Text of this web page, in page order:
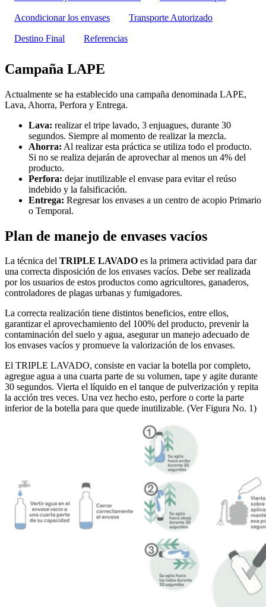
Acondicionar los envases Transporte Autorizado
Destino Final Referencias
Campaña LAPE
Actualmente se ha establecido una campaña denominada LAPE,
Lava, Ahorra, Perfora y Entrega.
Lava: realizar el tripe lavado, 3 enjuagues, durante 30
segundos. Siempre al momento de realizar la mezcla.
Ahorra: Al realizar esta práctica se utiliza todo el producto.
Si no se realiza dejarán de aprovechar al menos un 4% del
producto.
Perfora: dejar inutilizable el envase para evitar el reúso
indebido y la falsificación.
Entrega: Regresar los envases a un centro de acopio Primario
o Temporal.
Plan de manejo de envases vacíos
La técnica del TRIPLE LAVADO es la primera actividad para dar
una correcta disposición de los envases vacíos. Debe ser realizada
por los usuarios de estos productos como agricultores, ganaderos,
controladores de plagas urbanas y fumigadores.
La correcta realización tiene distintos beneficios, entre ellos,
garantizar el aprovechamiento del 100% del producto, prevenir la
contaminación del suelo y agua, asegurar un manejo adecuado de
los envases vacíos y promueve la valorización de los envases.
El TRIPLE LAVADO, consiste en vaciar la botella por completo,
agregue agua a una cuarta parte de su volumen, tape y agite durante
30 segundos. Vierta el líquido en el tanque de pulverización y repita
la acción tres veces. Una vez hecho esto, perfore o corte la parte
inferior de la botella para que quede inutilizable. (Ver Figura No. 1)